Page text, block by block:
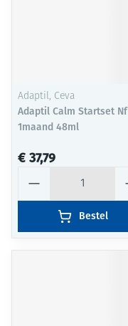
Adaptil, Ceva
Adaptil Calm Startset Nf
1maand 48ml
€ 37,79
Bestel